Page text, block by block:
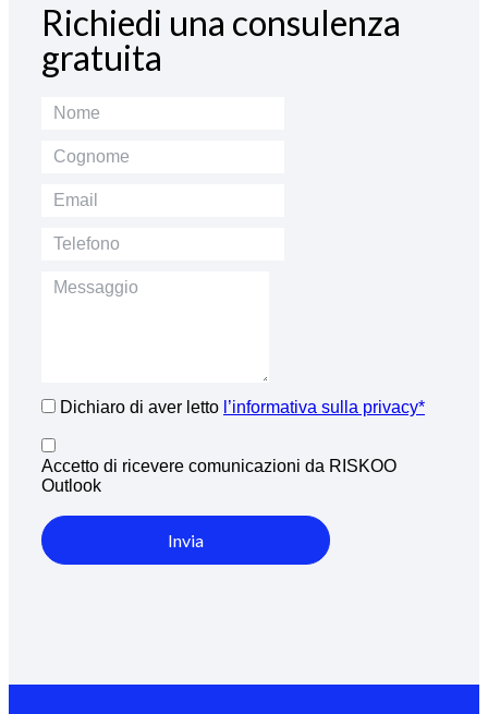
Richiedi una consulenza
gratuita
Dichiaro di aver letto l’informativa sulla privacy*
Accetto di ricevere comunicazioni da RISKOO
Outlook
Invia